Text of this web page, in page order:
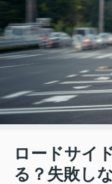
ロードサイ
る？失敗し